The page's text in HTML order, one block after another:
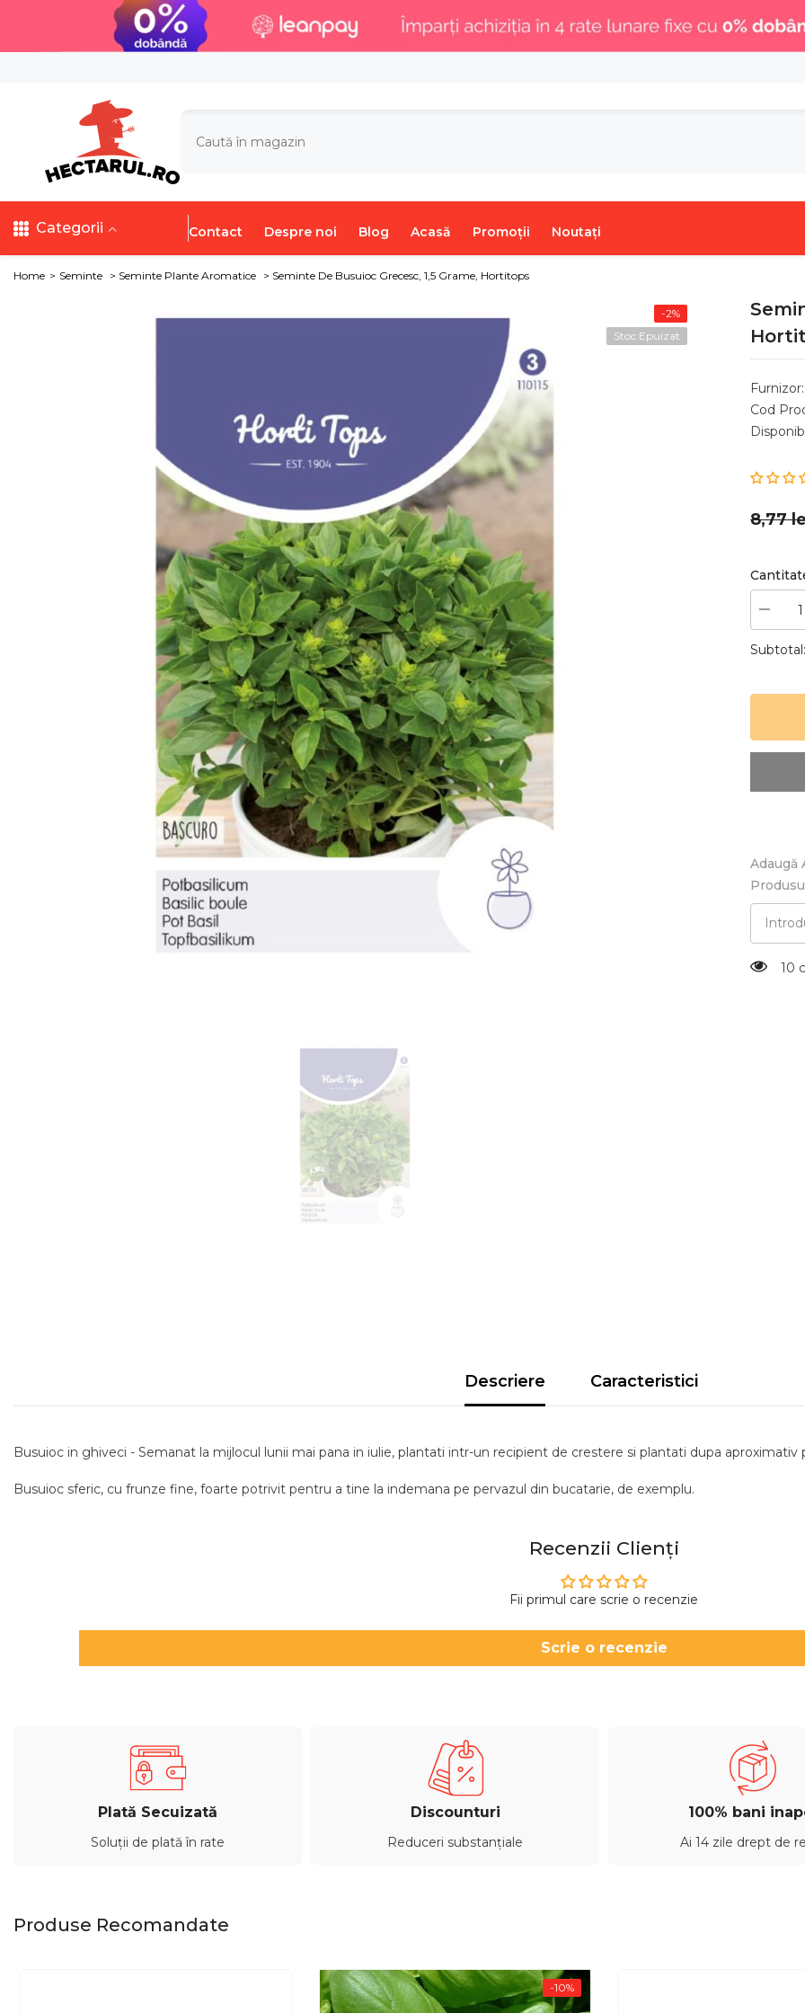
.
Categorii Contact Despre noi Blog Acasă Promoții Noutați
Home > Seminte > Seminte Plante Aromatice > Seminte De Busuioc Grecesc, 1,5 Grame, Hortitops
-2%
Stoc Epuizat
Furnizor:
Cod
8,77
Reduceți
pentru
Seminte
Subtotal:
Acțiune
Adaugă
10
Descriere Caracteristici
Busuioc in ghiveci - Semanat la mijlocul lunii mai pana in iulie, plantati intr-un recipient de crestere si plantati dupa aproximativ
Busuioc sferic, cu frunze fine, foarte potrivit pentru a tine la indemana pe pervazul din bucatarie, de exemplu.
Recenzii Clienți
Fii primul care scrie o recenzie
Scrie o recenzie
Plată Secuizată
Soluții de plată în rate
Discounturi
Reduceri substanțiale
100% bani
Ai 14 zile drept de
Produse Recomandate
-10%